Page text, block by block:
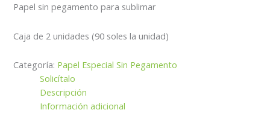
Papel sin pegamento para sublimar
Caja de 2 unidades (90 soles la unidad)
Categoría: Papel Especial Sin Pegamento
Solicítalo
Descripción
Información adicional